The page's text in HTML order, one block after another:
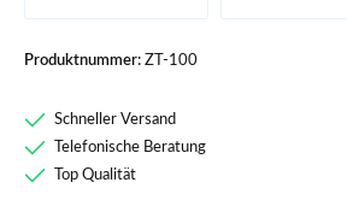
Produktnummer: ZT-100
Schneller Versand
Telefonische Beratung
Top Qualität